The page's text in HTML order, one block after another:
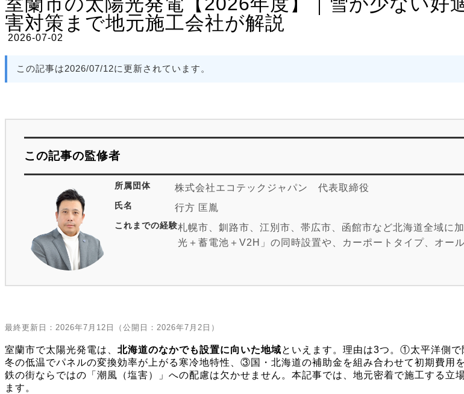
害対策まで地元施工会社が解説
2026-07-02
この記事は2026/07/12に更新されています。
この記事の監修者
所属団体 株式会社エコテックジャパン 代表取締役
氏名 行方 匡胤
これまでの経験札幌市、釧路市、江別市、帯広市、函館市など北海道全域に
光＋蓄電池＋V2H」の同時設置や、カーポートタイプ、オー
ど、複雑な施工を得意としています。補助金活用からアフタ
謝状を受領 当サイトのコラムを監修する行方匡胤の詳し
最終更新日： 2026年7月12日 （公開日：2026年7月2日）
室蘭市で太陽光発電は、 北海道のなかでも設置に向いた地域といえます。理由は3つ。①太平洋側
冬の低温でパネルの変換効率が上がる寒冷地特性、③国・北海道の補助金を組み合わせて初期費用
鉄の街ならではの「潮風（塩害）」への配慮は欠かせません。本記事では、地元密着で施工する立
ます。